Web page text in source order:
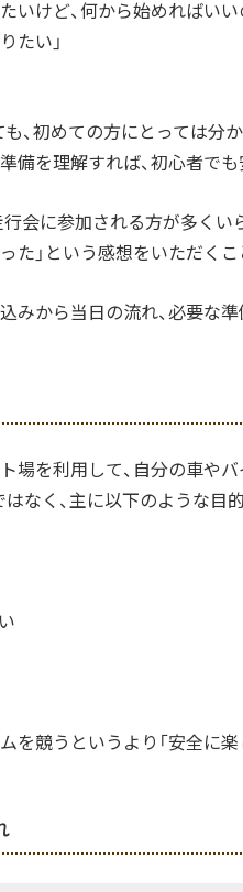
いけど、何から始めればいい
たい」
、初めての方にとっては分
備を理解すれば、初心者で
会に参加される方が多く
た」という感想をいただく
みから当日の流れ、必要な
場を利用して、自分の車や
なく、主に以下のような目
を競うというより「安全に